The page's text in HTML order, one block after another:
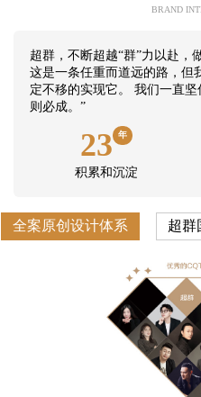
BRAND
超群，不断超越“群”力以赴，
这是一条任重而道远的路，但
定不移的实现它。 我们一直
则必成。”
23 年
积累和沉淀
全案原创设计体系 超群